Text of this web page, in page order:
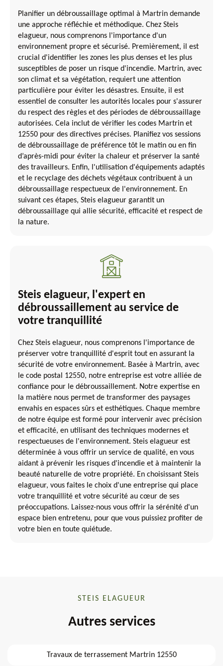
Planifier un débroussaillage optimal à Martrin demande
une approche réfléchie et méthodique. Chez Steis
elagueur, nous comprenons l'importance d'un
environnement propre et sécurisé. Premièrement, il est
crucial d'identifier les zones les plus denses et les plus
susceptibles de poser un risque d'incendie. Martrin, avec
son climat et sa végétation, requiert une attention
particulière pour éviter les désastres. Ensuite, il est
essentiel de consulter les autorités locales pour s'assurer
du respect des règles et des périodes de débroussaillage
autorisées. Cela inclut de vérifier les codes Martrin et
12550 pour des directives précises. Planifiez vos sessions
de débroussaillage de préférence tôt le matin ou en fin
d’après-midi pour éviter la chaleur et préserver la santé
des travailleurs. Enfin, l'utilisation d'équipements adaptés
et le recyclage des déchets végétaux contribuent à un
débroussaillage respectueux de l'environnement. En
suivant ces étapes, Steis elagueur garantit un
débroussaillage qui allie sécurité, efficacité et respect de
la nature.
Steis elagueur, l'expert en
débroussaillement au service de
votre tranquillité
Chez Steis elagueur, nous comprenons l'importance de
préserver votre tranquillité d'esprit tout en assurant la
sécurité de votre environnement. Basée à Martrin, avec
le code postal 12550, notre entreprise est votre alliée de
confiance pour le débroussaillement. Notre expertise en
la matière nous permet de transformer des paysages
envahis en espaces sûrs et esthétiques. Chaque membre
de notre équipe est formé pour intervenir avec précision
et efficacité, en utilisant des techniques modernes et
respectueuses de l'environnement. Steis elagueur est
déterminée à vous offrir un service de qualité, en vous
aidant à prévenir les risques d'incendie et à maintenir la
beauté naturelle de votre propriété. En choisissant Steis
elagueur, vous faites le choix d'une entreprise qui place
votre tranquillité et votre sécurité au cœur de ses
préoccupations. Laissez-nous vous offrir la sérénité d'un
espace bien entretenu, pour que vous puissiez profiter de
votre bien en toute quiétude.
STEIS ELAGUEUR
Autres services
Travaux de terrassement Martrin 12550